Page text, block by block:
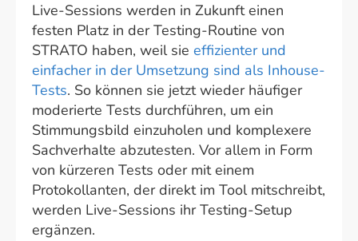
Live-Sessions werden in Zukunft einen
festen Platz in der Testing-Routine von
STRATO haben, weil sie effizienter und
einfacher in der Umsetzung sind als Inhouse-
Tests. So können sie jetzt wieder häufiger
moderierte Tests durchführen, um ein
Stimmungsbild einzuholen und komplexere
Sachverhalte abzutesten. Vor allem in Form
von kürzeren Tests oder mit einem
Protokollanten, der direkt im Tool mitschreibt,
werden Live-Sessions ihr Testing-Setup
ergänzen.